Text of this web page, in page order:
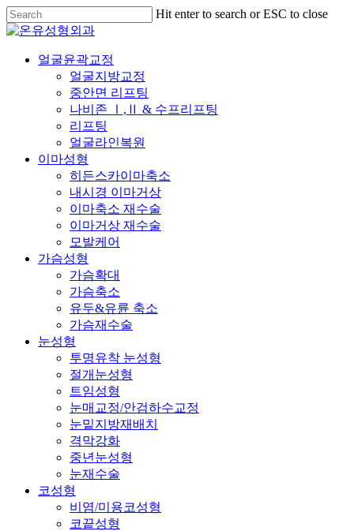
Skip
to
main
content
Hit enter to search or ESC to close
Close
Menu
얼굴윤곽교정
얼굴지방교정
중안면 리프팅
나비존 Ⅰ,Ⅱ & 수프리프팅
리프팅
얼굴라인복원
이마성형
히든스카이마축소
내시경 이마거상
이마축소 재수술
이마거상 재수술
모발케어
가슴성형
가슴확대
가슴축소
유두&유륜 축소
가슴재수술
눈성형
투명유착 눈성형
절개눈성형
트임성형
눈매교정/안검하수교정
눈밑지방재배치
격막강화
중년눈성형
눈재수술
코성형
비염/미용코성형
코끝성형